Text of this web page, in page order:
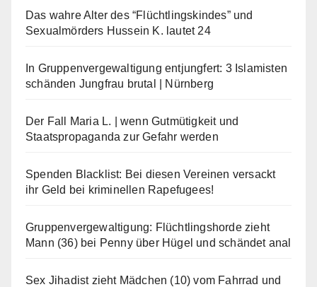
Das wahre Alter des “Flüchtlingskindes” und
Sexualmörders Hussein K. lautet 24
In Gruppenvergewaltigung entjungfert: 3 Islamisten
schänden Jungfrau brutal | Nürnberg
Der Fall Maria L. | wenn Gutmütigkeit und
Staatspropaganda zur Gefahr werden
Spenden Blacklist: Bei diesen Vereinen versackt
ihr Geld bei kriminellen Rapefugees!
Gruppenvergewaltigung: Flüchtlingshorde zieht
Mann (36) bei Penny über Hügel und schändet anal
Sex Jihadist zieht Mädchen (10) vom Fahrrad und